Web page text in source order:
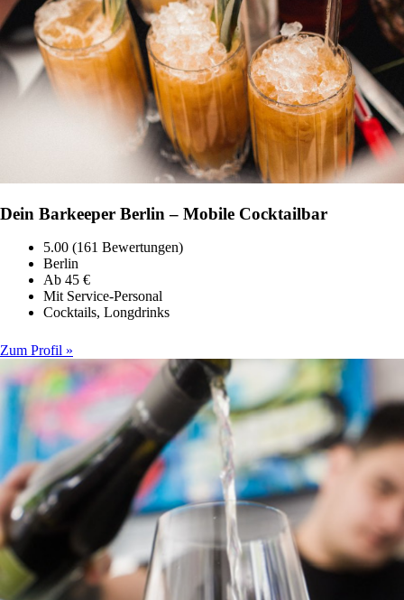
Dein Barkeeper Berlin – Mobile Cocktailbar
5.00 (161 Bewertungen)
Berlin
Ab 45 €
Mit Service-Personal
Cocktails, Longdrinks
Zum Profil »